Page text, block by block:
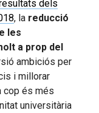
dels
, la reducció
les
a prop del
ambiciós per
i millorar
cop és més
universitària